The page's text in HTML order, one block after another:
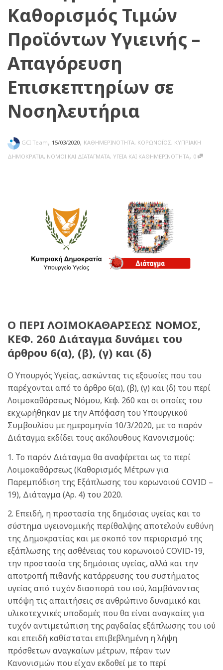
Καθορισμός Τιμών
Προϊόντων Υγιεινής –
Απαγόρευση
Επισκεπτηρίων σε
Νοσηλευτήρια
GCI Team, 15/03/2020, ΚΑΘΗΜΕΡΙΝΟΤΗΤΑ, ΚΟΡΩΝΟΪΟΣ, ΚΥΠΡΙΑΚΗ
ΔΗΜΟΚΡΑΤΙΑ, ΝΟΜΟΙ ΚΑΙ ΔΙΑΤΑΓΜΑΤΑ, ΥΓΕΙΑ ΚΑΙ ΚΑΘΗΜΕΡΙΝΟΤΗΤΑ, 0
Ο ΠΕΡΙ ΛΟΙΜΟΚΑΘΑΡΣΕΩΣ ΝΟΜΟΣ,
ΚΕΦ. 260 Διάταγμα δυνάμει του
άρθρου 6(α), (β), (γ) και (δ)
Ο Υπουργός Υγείας, ασκώντας τις εξουσίες που του
παρέχονται από το άρθρο 6(α), (β), (γ) και (δ) του περί
Λοιμοκαθάρσεως Νόμου, Κεφ. 260 και οι οποίες του
εκχωρήθηκαν με την Απόφαση του Υπουργικού
Συμβουλίου με ημερομηνία 10/3/2020, με το παρόν
Διάταγμα εκδίδει τους ακόλουθους Κανονισμούς:
1. Το παρόν Διάταγμα θα αναφέρεται ως το περί
Λοιμοκαθάρσεως (Καθορισμός Μέτρων για
Παρεμπόδιση της Εξάπλωσης του κορωνοιού COVID –
19), Διάταγμα (Αρ. 4) του 2020.
2. Επειδή, η προστασία της δημόσιας υγείας και το
σύστημα υγειονομικής περίθαλψης αποτελούν ευθύνη
της Δημοκρατίας και με σκοπό τον περιορισμό της
εξάπλωσης της ασθένειας του κορωνοιού COVlD-19,
την προστασία της δημόσιας υγείας, αλλά και την
αποτροπή πιθανής κατάρρευσης του συστήματος
υγείας από τυχόν διασπορά του ιού, λαμβάνοντας
υπόψη τις απαιτήσεις σε ανθρώπινο δυναμικό και
υλικοτεχνικές υποδομές που θα είναι αναγκαίες για
τυχόν αντιμετώπιση της ραγδαίας εξάπλωσης του ιού
και επειδή καθίσταται επιβεβλημένη η λήψη
πρόσθετων αναγκαίων μέτρων, πέραν των
Κανονισμών που είχαν εκδοθεί με το περί